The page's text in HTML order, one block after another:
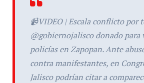
📹VIDEO | Escala conflicto por
@gobiernojalisco donado para
policías en Zapopan. Ante
contra manifestantes, en
Jalisco podrían citar a